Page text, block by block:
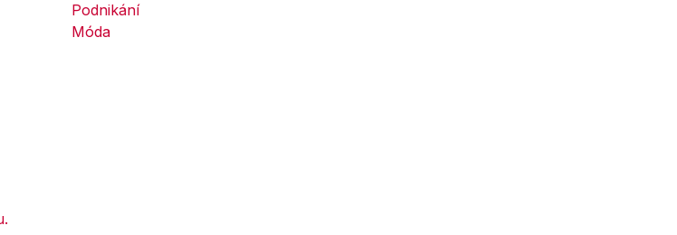
Podnikání
Móda